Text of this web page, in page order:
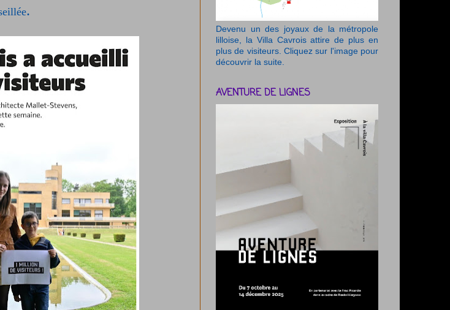
.
Devenu un des joyaux de la métropole
lilloise, la Villa Cavrois attire de plus en
plus de visiteurs. Cliquez sur l'image pour
découvrir la suite.
AVENTURE DE LIGNES